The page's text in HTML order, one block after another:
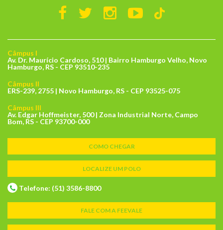
Câmpus I
Av. Dr. Maurício Cardoso, 510 | Bairro Hamburgo Velho, Novo
Hamburgo, RS - CEP 93510-235
Câmpus II
ERS-239, 2755 | Novo Hamburgo, RS - CEP 93525-075
Câmpus III
Av. Edgar Hoffmeister, 500 | Zona Industrial Norte, Campo
Bom, RS - CEP 93700-000
COMO CHEGAR
LOCALIZE UM POLO
Telefone: (51) 3586-8800
FALE COM A FEEVALE